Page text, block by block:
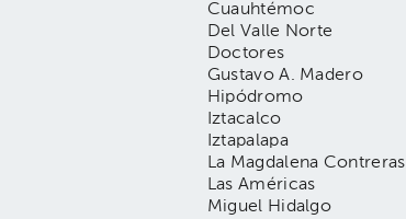
Cuauhtémoc
Del Valle Norte
Doctores
Gustavo A. Madero
Hipódromo
Iztacalco
Iztapalapa
La Magdalena Contreras
Las Américas
Miguel Hidalgo